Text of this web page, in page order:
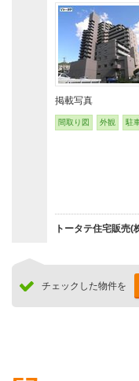
掲載写真
間取り図 外観 駐
トータテ住宅販売(
チェックした物件を